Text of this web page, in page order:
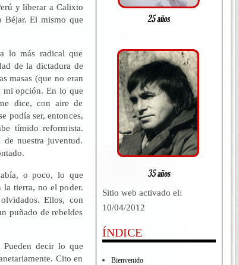
y liberar a Calixto
Béjar. El mismo que
lo más radical que
de la dictadura de
masas (que no eran
mi opción. En lo que
dice, con aire de
podía ser, entonces,
tímido reformista.
nuestra juventud.
o poco, lo que
la tierra, no el poder.
Ellos, con
puñado de rebeldes
Pueden decir lo que
Cito en
Sitio web activado el:
10/04/2012
ÍNDICE
Bienvenido